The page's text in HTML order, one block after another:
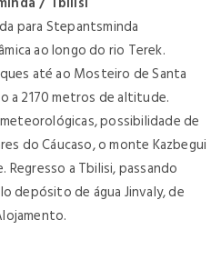
para Stepantsminda
ao longo do rio Terek.
até ao Mosteiro de Santa
a 2170 metros de altitude.
possibilidade de
do Cáucaso, o monte Kazbegui
a Tbilisi, passando
depósito de água Jinvaly, de